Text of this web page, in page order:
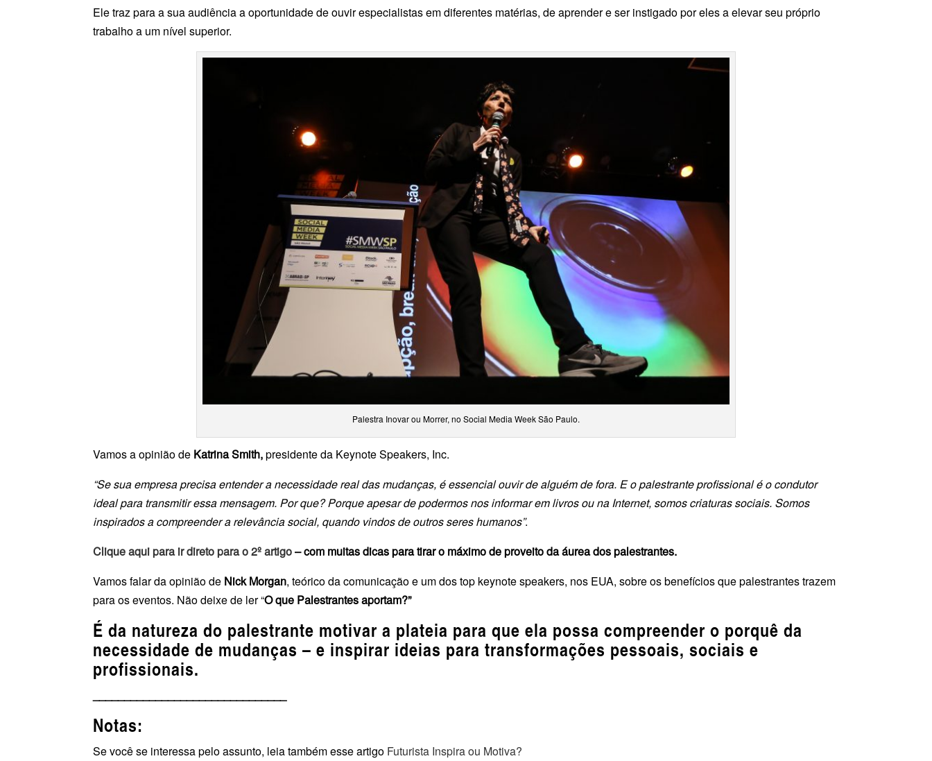
Ele traz para a sua audiência a oportunidade de ouvir especialistas em diferentes matérias, de aprender e ser instigado por eles a elevar seu próprio
trabalho a um nível superior.
Palestra Inovar ou Morrer, no Social Media Week São Paulo.
Vamos a opinião de Katrina Smith,presidente da Keynote Speakers, Inc.
“Se sua empresa precisa entender a necessidade real das mudanças, é essencial ouvir de alguém de fora. E o palestrante profissional é o condutor
ideal para transmitir essa mensagem. Por que? Porque apesar de podermos nos informar em livros ou na Internet, somos criaturas sociais. Somos
inspirados a compreender a relevância social, quando vindos de outros seres humanos”.
Clique aqui para ir direto para o 2º artigo– com muitas dicas para tirar o máximo de proveito da áurea dos palestrantes.
Vamos falar da opinião de Nick Morgan, teórico da comunicação e um dos top keynote speakers, nos EUA, sobre os benefícios que palestrantes trazem
para os eventos. Não deixe de ler “O que Palestrantes aportam?”
É da natureza do palestrante motivar a plateia para que ela possa compreender o porquê da
necessidade de mudanças – e inspirar ideias para transformações pessoais, sociais e
profissionais.
Notas:
Se você se interessa pelo assunto, leia também esse artigo Futurista Inspira ou Motiva?